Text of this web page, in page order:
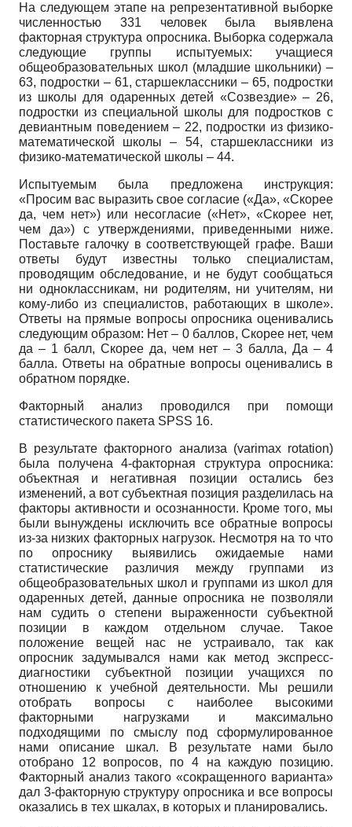
На следующем этапе на репрезентативной выборке
численностью 331 человек была выявлена
факторная структура опросника. Выборка содержала
следующие группы испытуемых: учащиеся
общеобразовательных школ (младшие школьники) –
63, подростки – 61, старшеклассники – 65, подростки
из школы для одаренных детей «Созвездие» – 26,
подростки из специальной школы для подростков с
девиантным поведением – 22, подростки из физико-
математической школы – 54, старшеклассники из
физико-математической школы – 44.
Испытуемым была предложена инструкция:
«Просим вас выразить свое согласие («Да», «Скорее
да, чем нет») или несогласие («Нет», «Скорее нет,
чем да») с утверждениями, приведенными ниже.
Поставьте галочку в соответствующей графе. Ваши
ответы будут известны только специалистам,
проводящим обследование, и не будут сообщаться
ни одноклассникам, ни родителям, ни учителям, ни
кому-либо из специалистов, работающих в школе».
Ответы на прямые вопросы опросника оценивались
следующим образом: Нет – 0 баллов, Скорее нет, чем
да – 1 балл, Скорее да, чем нет – 3 балла, Да – 4
балла. Ответы на обратные вопросы оценивались в
обратном порядке.
Факторный анализ проводился при помощи
статистического пакета SPSS 16.
В результате факторного анализа (varimax rotation)
была получена 4-факторная структура опросника:
объектная и негативная позиции остались без
изменений, а вот субъектная позиция разделилась на
факторы активности и осознанности. Кроме того, мы
были вынуждены исключить все обратные вопросы
из-за низких факторных нагрузок. Несмотря на то что
по опроснику выявились ожидаемые нами
статистические различия между группами из
общеобразовательных школ и группами из школ для
одаренных детей, данные опросника не позволяли
нам судить о степени выраженности субъектной
позиции в каждом отдельном случае. Такое
положение вещей нас не устраивало, так как
опросник задумывался нами как метод экспресс-
диагностики субъектной позиции учащихся по
отношению к учебной деятельности. Мы решили
отобрать вопросы с наиболее высокими
факторными нагрузками и максимально
подходящими по смыслу под сформулированное
нами описание шкал. В результате нами было
отобрано 12 вопросов, по 4 на каждую позицию.
Факторный анализ такого «сокращенного варианта»
дал 3-факторную структуру опросника и все вопросы
оказались в тех шкалах, в которых и планировались.